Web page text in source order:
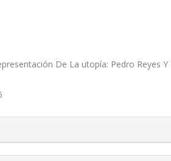
De La utopía: Pedro Reyes